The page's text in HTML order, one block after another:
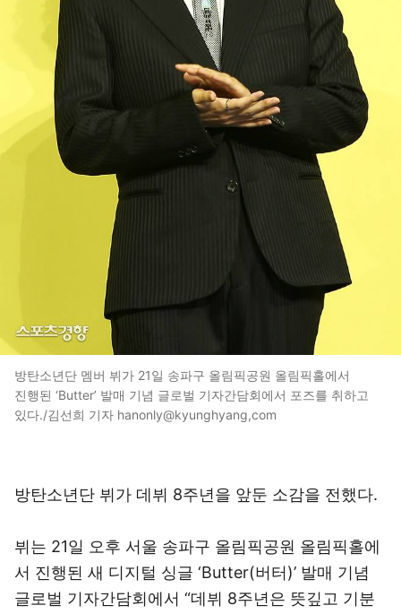
방탄소년단 멤버 뷔가 21일 송파구 올림픽공원 올림픽홀에서
진행된 ‘Butter’ 발매 기념 글로벌 기자간담회에서 포즈를 취하고
있다./김선희 기자 hanonly@kyunghyang,com
방탄소년단 뷔가 데뷔 8주년을 앞둔 소감을 전했다.
뷔는 21일 오후 서울 송파구 올림픽공원 올림픽홀에
서 진행된 새 디지털 싱글 ‘Butter(버터)’ 발매 기념
글로벌 기자간담회에서 “데뷔 8주년은 뜻깊고 기분